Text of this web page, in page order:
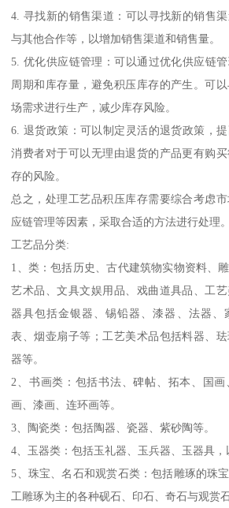
4. 寻找新的销售渠道：可以寻找新的销售渠
与其他合作等，以增加销售渠道和销售量。
5. 优化供应链管理：可以通过优化供应链
周期和库存量，避免积压库存的产生。可
场需求进行生产，减少库存风险。
6. 退货政策：可以制定灵活的退货政策，提
消费者对于可以无理由退货的产品更有购
存的风险。
总之，处理工艺品积压库存需要综合考虑
应链管理等因素，采取合适的方法进行处理。
工艺品分类:
1、类：包括历史、古代建筑物实物资料、
艺术品、文具文娱用品、戏曲道具品、工
器具包括金银器、锡铅器、漆器、法器、
表、烟壶扇子等；工艺美术品包括料器、
器等。
2、书画类：包括书法、碑帖、拓本、国
画、漆画、连环画等。
3、陶瓷类：包括陶器、瓷器、紫砂陶等。
4、玉器类：包括玉礼器、玉兵器、玉器具，
5、珠宝、名石和观赏石类：包括雕琢的珠
工雕琢为主的各种砚石、印石、奇石与观赏石